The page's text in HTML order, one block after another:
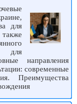
для
для
направления
современные
Преимущества